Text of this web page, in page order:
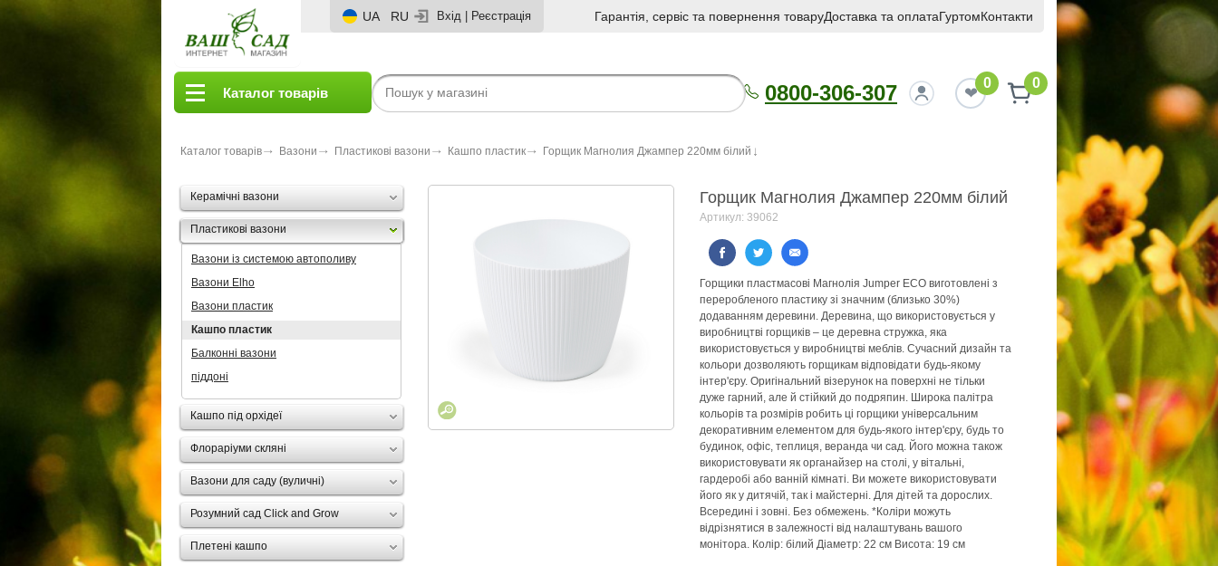
UA RU Вхід Реєстрація Гарантія, сервіс та повернення товаруДоставка та оплатаГуртомКонтакти
Каталог товарів 0800-306-307 0 0
Каталог товарів Вазони Пластикові вазони Кашпо пластик Горщик Магнолия Джампер 220мм бiлий
Керамічні вазони
Пластикові вазони
Вазони із системою автополиву
Вазони Elho
Вазони пластик
Кашпо пластик
Балконні вазони
піддоні
Кашпо під орхідеї
Флораріуми скляні
Вазони для саду (вуличні)
Розумний сад Click and Grow
Плетені кашпо
Горщик Магнолия Джампер 220мм бiлий
Артикул: 39062
Горщики пластмасові Магнолія Jumper ECO виготовлені з
переробленого пластику зі значним (близько 30%)
додаванням деревини. Деревина, що використовується у
виробництві горщиків – це деревна стружка, яка
використовується у виробництві меблів. Сучасний дизайн та
кольори дозволяють горщикам відповідати будь-якому
інтер'єру. Оригінальний візерунок на поверхні не тільки
дуже гарний, але й стійкий до подряпин. Широка палітра
кольорів та розмірів робить ці горщики універсальним
декоративним елементом для будь-якого інтер'єру, будь то
будинок, офіс, теплиця, веранда чи сад. Його можна також
використовувати як органайзер на столі, у вітальні,
гардеробі або ванній кімнаті. Ви можете використовувати
його як у дитячій, так і майстерні. Для дітей та дорослих.
Всередині і зовні. Без обмежень. *Коліри можуть
відрізнятися в залежності від налаштувань вашого
монітора. Колір: бiлий Діаметр: 22 см Висота: 19 см